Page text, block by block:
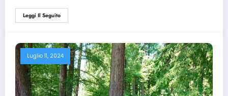
Leggi Il Seguito
Luglio 11, 2024